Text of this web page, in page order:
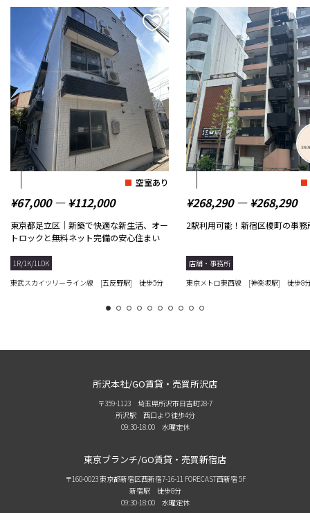
空室あり
¥67,000 ― ¥112,000
東京都足立区｜新築で快適な新生活、オー
トロックと無料ネット完備の安心住まい
1R/1K/1LDK
東武スカイツリーライン線 [五反野駅] 徒歩5分
¥268,290 ― ¥268,290
2駅利用可能！新宿区榎町の事務
店舗・事務所
東京メトロ東西線 [神楽坂駅] 徒歩8
1 2 3 4 5 6 7 8 9 10
所沢本社/GO賃貸・売買所沢店
〒359-1123 埼玉県所沢市日吉町28-7
所沢駅 西口より徒歩4分
09:30-18:00 水曜定休
東京ブランチ/GO賃貸・売買新宿店
〒160-0023 東京都新宿区西新宿7-16-11 FORECAST西新宿 5F
新宿駅 徒歩8分
09:30-18:00 水曜定休